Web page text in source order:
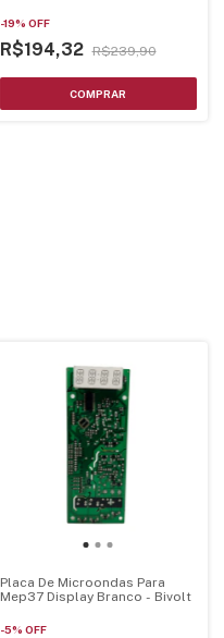
-19% OFF
R$194,32 R$239,90
Placa De Microondas Para
Mep37 Display Branco - Bivolt
-5% OFF